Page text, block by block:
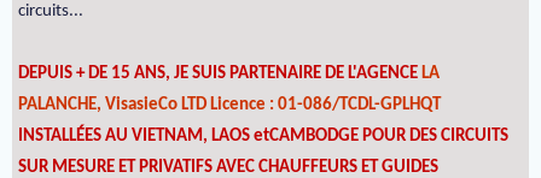
circuits...
DEPUIS + DE 15 ANS, JE SUIS PARTENAIRE DE L'AGENCE LA
PALANCHE, VisasieCo LTD Licence : 01-086/TCDL-GPLHQT
INSTALLÉES AU VIETNAM, LAOS etCAMBODGE POUR DES CIRCUITS
SUR MESURE ET PRIVATIFS AVEC CHAUFFEURS ET GUIDES